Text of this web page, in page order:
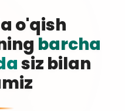
o'qish
barcha
siz bilan